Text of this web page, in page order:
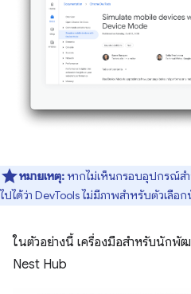
หมายเหตุ: หากไม่เห็นกรอบอุปกรณ์
ไปได้ว่า DevTools ไม่มีภาพสำหรับตัวเลือ
ในตัวอย่างนี้ เครื่องมือสำหรับนักพั
Nest Hub